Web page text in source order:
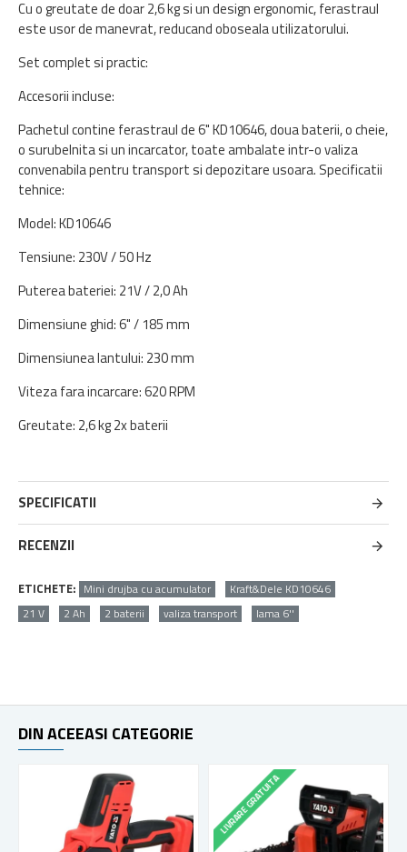
Cu o greutate de doar 2,6 kg si un design ergonomic, ferastraul
este usor de manevrat, reducand oboseala utilizatorului.
Set complet si practic:
Accesorii incluse:
Pachetul contine ferastraul de 6" KD10646, doua baterii, o cheie,
o surubelnita si un incarcator, toate ambalate intr-o valiza
convenabila pentru transport si depozitare usoara. Specificatii
tehnice:
Model: KD10646
Tensiune: 230V / 50 Hz
Puterea bateriei: 21V / 2,0 Ah
Dimensiune ghid: 6" / 185 mm
Dimensiunea lantului: 230 mm
Viteza fara incarcare: 620 RPM
Greutate: 2,6 kg 2x baterii
SPECIFICATII
RECENZII
ETICHETE: Mini drujba cu acumulator
Kraft&Dele KD10646
21 V
2 Ah 2 baterii valiza transport lama 6''
DIN ACEEASI CATEGORIE
LIVRARE GRATUITA